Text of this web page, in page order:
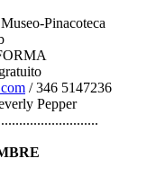
Pinacoteca
/ 346 5147236
Pepper
...............